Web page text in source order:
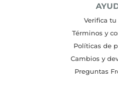
Verifica
Términos y
Políticas de
Cambios y
Preguntas